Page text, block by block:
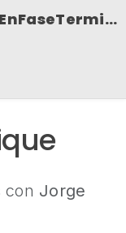
Blog EnFaseTerminal
con Jorge